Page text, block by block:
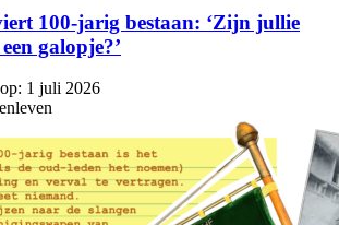
100-jarig bestaan: ‘Zijn jullie
galopje?’
1 juli 2026